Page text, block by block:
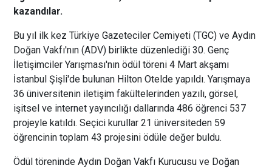
kazandılar.
Bu yıl ilk kez Türkiye Gazeteciler Cemiyeti (TGC) ve Aydın
Doğan Vakfı'nın (ADV) birlikte düzenlediği 30. Genç
İletişimciler Yarışması'nın ödül töreni 4 Mart akşamı
İstanbul Şişli'de bulunan Hilton Otelde yapıldı. Yarışmaya
36 üniversitenin iletişim fakültelerinden yazılı, görsel,
işitsel ve internet yayıncılığı dallarında 486 öğrenci 537
projeyle katıldı. Seçici kurullar 21 üniversiteden 59
öğrencinin toplam 43 projesini ödüle değer buldu.
Ödül töreninde Aydın Doğan Vakfı Kurucusu ve Doğan